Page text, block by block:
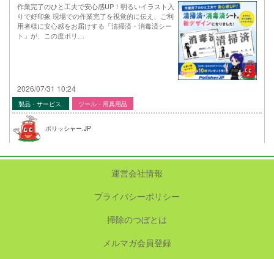
作業完了のひと工夫で安心感UP！明るいイラスト入
りで好印象 現場での作業完了を視覚的に伝え、ご利
用者様に安心感をお届けする「清掃済・消毒済シー
ト」が、この度ポリ…
2026/07/31 10:24
製品・サービス ツール・用具用品
ポリッシャー.JP
運営会社情報
プライバシーポリシー
掃除のつぼとは
メルマガ会員登録